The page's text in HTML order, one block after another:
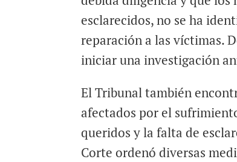
esclarecidos, no se ha
reparación a las víctimas.
iniciar una investigación
El Tribunal también
afectados por el
queridos y la falta de
Corte ordenó diversas